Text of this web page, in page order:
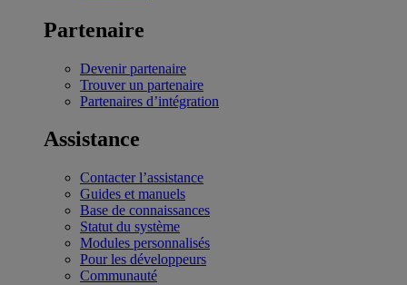
Partenaire
Devenir partenaire
Trouver un partenaire
Partenaires d’intégration
Assistance
Contacter l’assistance
Guides et manuels
Base de connaissances
Statut du système
Modules personnalisés
Pour les développeurs
Communauté